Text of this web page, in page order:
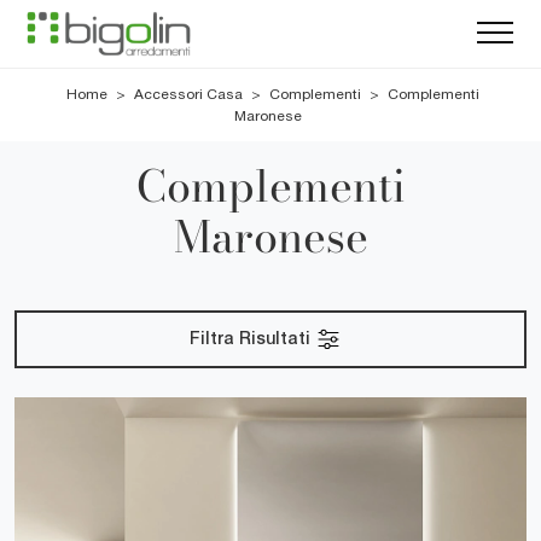
Home > Accessori Casa > Complementi >
Complementi
Maronese
Complementi
Maronese
Filtra Risultati